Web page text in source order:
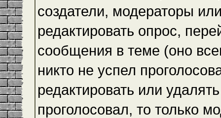
создатели, модераторы
редактировать опрос,
сообщения в теме (оно
никто не успел
редактировать или
проголосовал, то только